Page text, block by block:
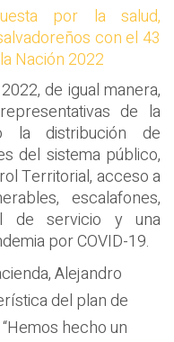
por la salud,
con el 43
Nación 2022
de igual manera,
de la
la distribución de
del sistema público,
Territorial, acceso a
escalafones,
de servicio y una
por COVID-19.
Alejandro
del plan de
hecho un